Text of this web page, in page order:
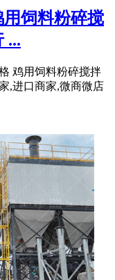
饲料粉碎搅
...
鸡用饲料粉碎搅拌
,进口商家,微商微店